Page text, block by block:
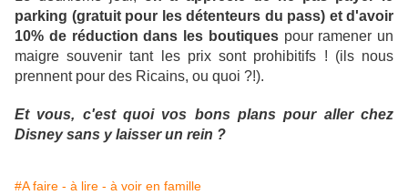
parking (gratuit pour les détenteurs du pass) et d'avoir
10% de réduction dans les boutiquespour ramener un
maigre souvenir tant les prix sont prohibitifs ! (ils nous
prennent pour des Ricains, ou quoi ?!).
Et vous, c'est quoi vos bons plans pour aller chez
Disney sans y laisser un rein ?
#A faire - à lire - à voir en famille